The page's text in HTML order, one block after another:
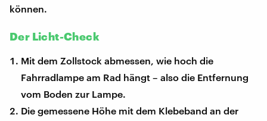
können.
Der Licht-Check
Mit dem Zollstock abmessen, wie hoch die
Fahrradlampe am Rad hängt – also die Entfernung
vom Boden zur Lampe.
Die gemessene Höhe mit dem Klebeband an der